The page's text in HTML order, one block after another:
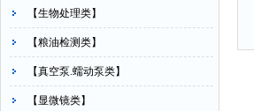
【生物处理类】
【粮油检测类】
【真空泵.蠕动泵类】
【显微镜类】